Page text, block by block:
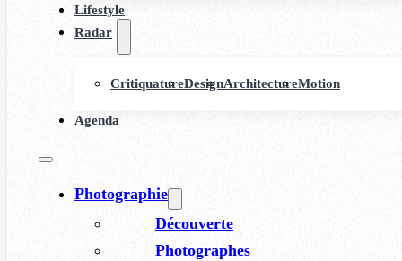
Lifestyle
Radar
CritiquatureDesignArchitectureMotion
Agenda
Photographie
Découverte
Photographes